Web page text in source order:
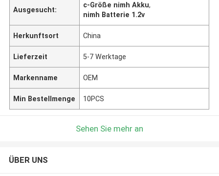
Ausgesucht:
c-Größe nimh Akku,
nimh Batterie 1.2v
Herkunftsort China
Lieferzeit 5-7 Werktage
Markenname OEM
Min Bestellmenge 10PCS
Sehen Sie mehr an
ÜBER UNS